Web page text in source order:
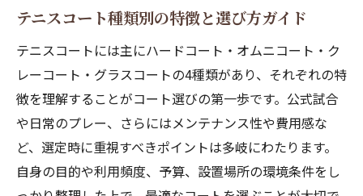
テニスコート種類別の特徴と選び方ガイド
テニスコートには主にハードコート・オムニコート・ク
レーコート・グラスコートの4種類があり、それぞれの特
徴を理解することがコート選びの第一歩です。公式試合
や日常のプレー、さらにはメンテナンス性や費用感な
ど、選定時に重視すべきポイントは多岐にわたります。
自身の目的や利用頻度、予算、設置場所の環境条件をし